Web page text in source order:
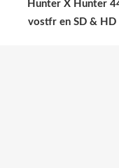
Hunter X Hunter
vostfr en SD & HD